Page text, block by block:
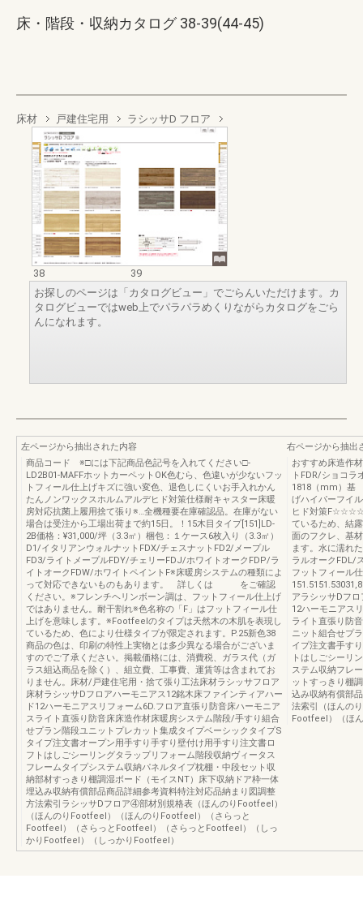
床・階段・収納カタログ 38-39(44-45)
床材 戸建住宅用 ラシッサD フロア
38
39
お探しのページは「カタログビュー」でごらんいただけます。カ
タログビューではweb上でパラパラめくりながらカタログをごら
んになれます。
左ページから抽出された内容
商品コード ※□には下記商品色記号を入れてください□-
LD2B01-MAFFホットカーペットOK色むら、色違いが少ないフッ
トフィール仕上げキズに強い変色、退色しにくいお手入れかん
たんノンワックスホルムアルデヒド対策仕様耐キャスター床暖
房対応抗菌上履用捨て張り※…全機種要在庫確認品。在庫がない
場合は受注から工場出荷まで約15日。！15木目タイプ[151]LD-
2B価格：¥31,000/坪（3.3㎡）梱包：１ケース6枚入り（3.3㎡）
D1/イタリアンウォルナットFDX/チェスナットFD2/メープル
FD3/ライトメープルFDY/チェリーFDJ/ホワイトオークFDP/ラ
イトオークFDW/ホワイトペイントF※床暖房システムの種類によ
って対応できないものもあります。 詳しくは をご確認
ください。※フレンチヘリンボーン調は、フットフィール仕上げ
ではありません。耐干割れ※色名称の「F」はフットフィール仕
上げを意味します。※Footfeelのタイプは天然木の木肌を表現し
ているため、色により仕様タイプが限定されます。P.25新色38
商品の色は、印刷の特性上実物とは多少異なる場合がございま
すのでご了承ください。掲載価格には、消費税、ガラス代（ガ
ラス組込商品を除く）、組立費、工事費、運賃等は含まれてお
りません。床材/戸建住宅用・捨て張り工法床材ラシッサフロア
床材ラシッサDフロアハーモニアス12銘木床ファインティアハー
ド12ハーモニアスリフォーム6D.フロア直張り防音床ハーモニア
スライト直張り防音床床造作材床暖房システム階段/手すり組合
せプラン階段ユニットプレカット集成タイプベーシックタイプS
タイプ注文書オープン用手すり手すり壁付け用手すり注文書ロ
フトはしごシーリングタラップリフォーム階段収納ヴィータス
フレームタイプシステム収納パネルタイプ枕棚・中段セット収
納部材すっきり棚調湿ボード（モイスNT）床下収納ドア枠一体
埋込み収納有償部品商品詳細参考資料特注対応品納まり図調整
方法索引ラシッサDフロア④部材別規格表（ほんのりFootfeel）
（ほんのりFootfeel）（ほんのりFootfeel）（さらっと
Footfeel）（さらっとFootfeel）（さらっとFootfeel）（しっ
かりFootfeel）（しっかりFootfeel）
右ページから抽出
おすすめ床造作
トFDR/ショコ
1818（mm）基
げハイパーフイ
ヒド対策F☆☆☆☆
ているため、結
面のフクレ、基
ます。水に濡れ
ラルオークFDL/
フットフィール
アラシッサDフ
12ハーモニアス
ライト直張り防
ニット組合せプ
イプ注文書手す
トはしごシーリ
ステム収納フレ
ットすっきり棚
込み収納有償部
法索引（ほんの
Footfeel）（ほ